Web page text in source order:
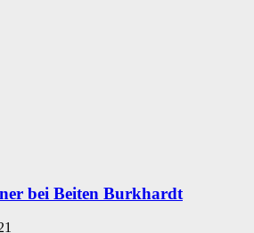
bei Beiten Burkhardt